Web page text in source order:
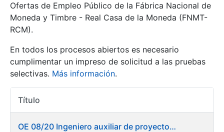
Mostrar/Ocultar
Ofertas de Empleo Público de la Fábrica Nacional de
Moneda y Timbre - Real Casa de la Moneda (FNMT-
RCM).
En todos los procesos abiertos es necesario
cumplimentar un impreso de solicitud a las pruebas
selectivas. Más información.
Título
OE 08/20 Ingeniero auxiliar de proyectos en el departamento de Fábrica de Papel - Burgos